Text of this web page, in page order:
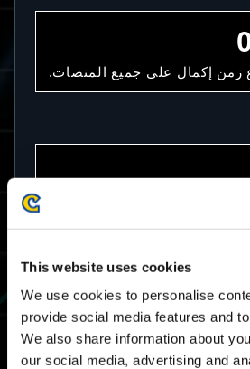
This website uses cookies
We use cookies to personalise
provide social media features and
We also share information about
our social media, advertising and
زمن إكمال على جميع المنصات.
زمن الإكمال على جميع